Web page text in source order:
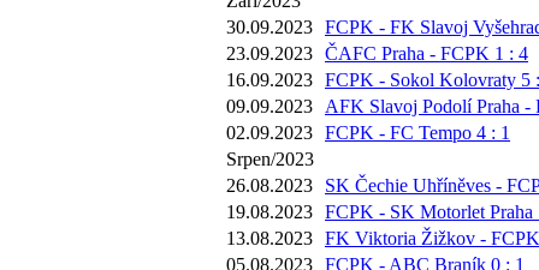
30.09.2023 FCPK - FK Slavoj
23.09.2023 ČAFC Praha - FCPK 1 : 4
16.09.2023 FCPK - Sokol Kolovraty 5
09.09.2023
AFK Slavoj Podolí Praha -
02.09.2023 FCPK - FC Tempo 4 : 1
Srpen/2023
26.08.2023
SK Čechie Uhříněves -
19.08.2023 FCPK - SK Motorlet Praha
13.08.2023 FK Viktoria Žižkov -
05.08.2023 FCPK - ABC Braník 0 : 1